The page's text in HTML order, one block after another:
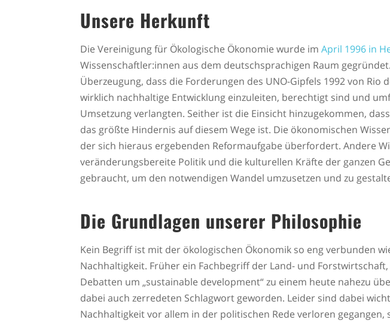
Unsere Herkunft
Die Vereinigung für Ökologische Ökonomie wurde imApril 1996 in
Wissenschaftler:innen aus dem deutschsprachigen Raum
Überzeugung, dass die Forderungen des UNO-Gipfels 1992 von Rio
wirklich nachhaltige Entwicklung einzuleiten, berechtigt sind und
Umsetzung verlangten. Seither ist die Einsicht hinzugekommen,
das größte Hindernis auf diesem Wege ist. Die ökonomischen
der sich hieraus ergebenden Reformaufgabe überfordert. Andere
veränderungsbereite Politik und die kulturellen Kräfte der ganzen
gebraucht, um den notwendigen Wandel umzusetzen und zu
Die Grundlagen unserer Philosophie
Kein Begriff ist mit der ökologischen Ökonomik so eng verbunden
Nachhaltigkeit. Früher ein Fachbegriff der Land- und
Debatten um „sustainable development“ zu einem heute nahezu
dabei auch zerredeten Schlagwort geworden. Leider sind dabei
Nachhaltigkeit vor allem in der politischen Rede verloren gegangen,